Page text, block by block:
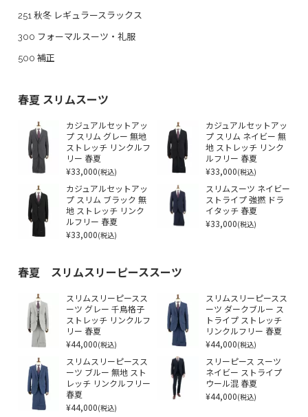
251 秋冬 レギュラースラックス
300 フォーマルスーツ・礼服
500 補正
春夏 スリムスーツ
カジュアルセットアッ
プ スリム グレー 無地
ストレッチ リンクルフ
リー 春夏
¥33,000(税込)
カジュアルセットアッ
プ スリム ネイビー 無
地 ストレッチ リンク
ルフリー 春夏
¥33,000(税込)
カジュアルセットアッ
プ スリム ブラック 無
地 ストレッチ リンク
ルフリー 春夏
¥33,000(税込)
スリムスーツ ネイビー
ストライプ 強撚 ドラ
イタッチ 春夏
¥33,000(税込)
春夏 スリムスリーピーススーツ
スリムスリーピースス
ーツ グレー 千鳥格子
ストレッチ リンクルフ
リー 春夏
¥44,000(税込)
スリムスリーピースス
ーツ ダークブルー ス
トライプ ストレッチ
リンクルフリー 春夏
¥44,000(税込)
スリムスリーピースス
ーツ ブルー 無地 スト
レッチ リンクルフリー
春夏
¥44,000(税込)
スリーピース スーツ
ネイビー ストライプ
ウール混 春夏
¥44,000(税込)